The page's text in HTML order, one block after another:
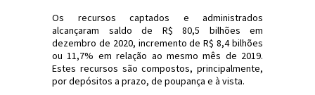
Os recursos captados e administrados
alcançaram saldo de R$ 80,5 bilhões em
dezembro de 2020, incremento de R$ 8,4 bilhões
ou 11,7% em relação ao mesmo mês de 2019.
Estes recursos são compostos, principalmente,
por depósitos a prazo, de poupança e à vista.